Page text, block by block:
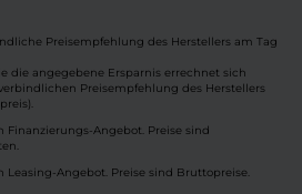
Preisempfehlung des Herstellers am Tag
die angegebene Ersparnis errechnet sich
Preisempfehlung des Herstellers
Angebot. Preise sind
Angebot. Preise sind Bruttopreise.